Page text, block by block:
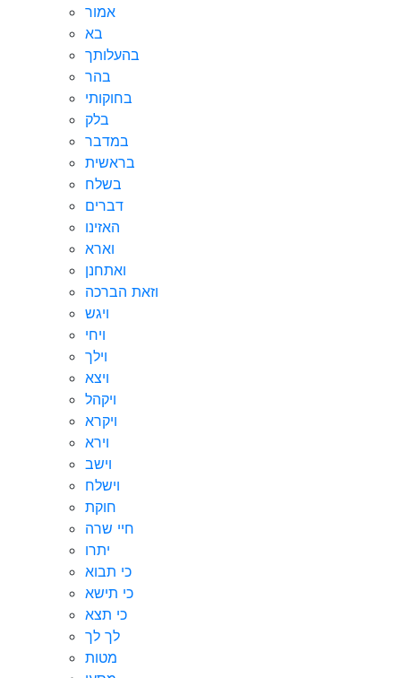
אמור
בא
בהעלותך
בהר
בחוקותי
בלק
במדבר
בראשית
בשלח
דברים
האזינו
וארא
ואתחנן
וזאת הברכה
ויגש
ויחי
וילך
ויצא
ויקהל
ויקרא
וירא
וישב
וישלח
חוקת
חיי שרה
יתרו
כי תבוא
כי תישא
כי תצא
לך לך
מטות